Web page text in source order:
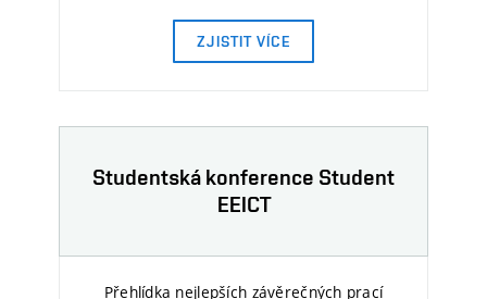
ZJISTIT VÍCE
Studentská konference Student
EEICT
Přehlídka nejlepších závěrečných prací